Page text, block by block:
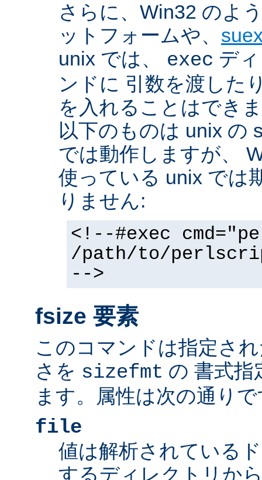
さらに、Win32 のよ
ットフォームや、
unix では、 exec デ
ンドに 引数を渡した
を入れることはでき
以下のものは unix の
では動作しますが、
使っている unix では
りません:
<!--#exec
/path/to/
-->
fsize 要素
このコマンドは指定さ
さを sizefmt の 書式指
ます。属性は次の通り
file
値は解析されている
するディレクトリか